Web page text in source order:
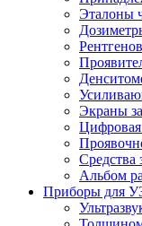
Эталоны
Экраны
Средства
Альбом
Приборы для